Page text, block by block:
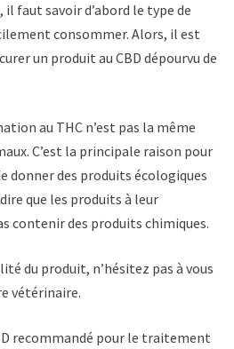
faut savoir d’abord le type de
consommer. Alors, il est
un produit au CBD dépourvu de
au THC n’est pas la même
C’est la principale raison pour
donner des produits écologiques
que les produits à leur
contenir des produits chimiques.
du produit, n’hésitez pas à vous
vétérinaire.
recommandé pour le traitement